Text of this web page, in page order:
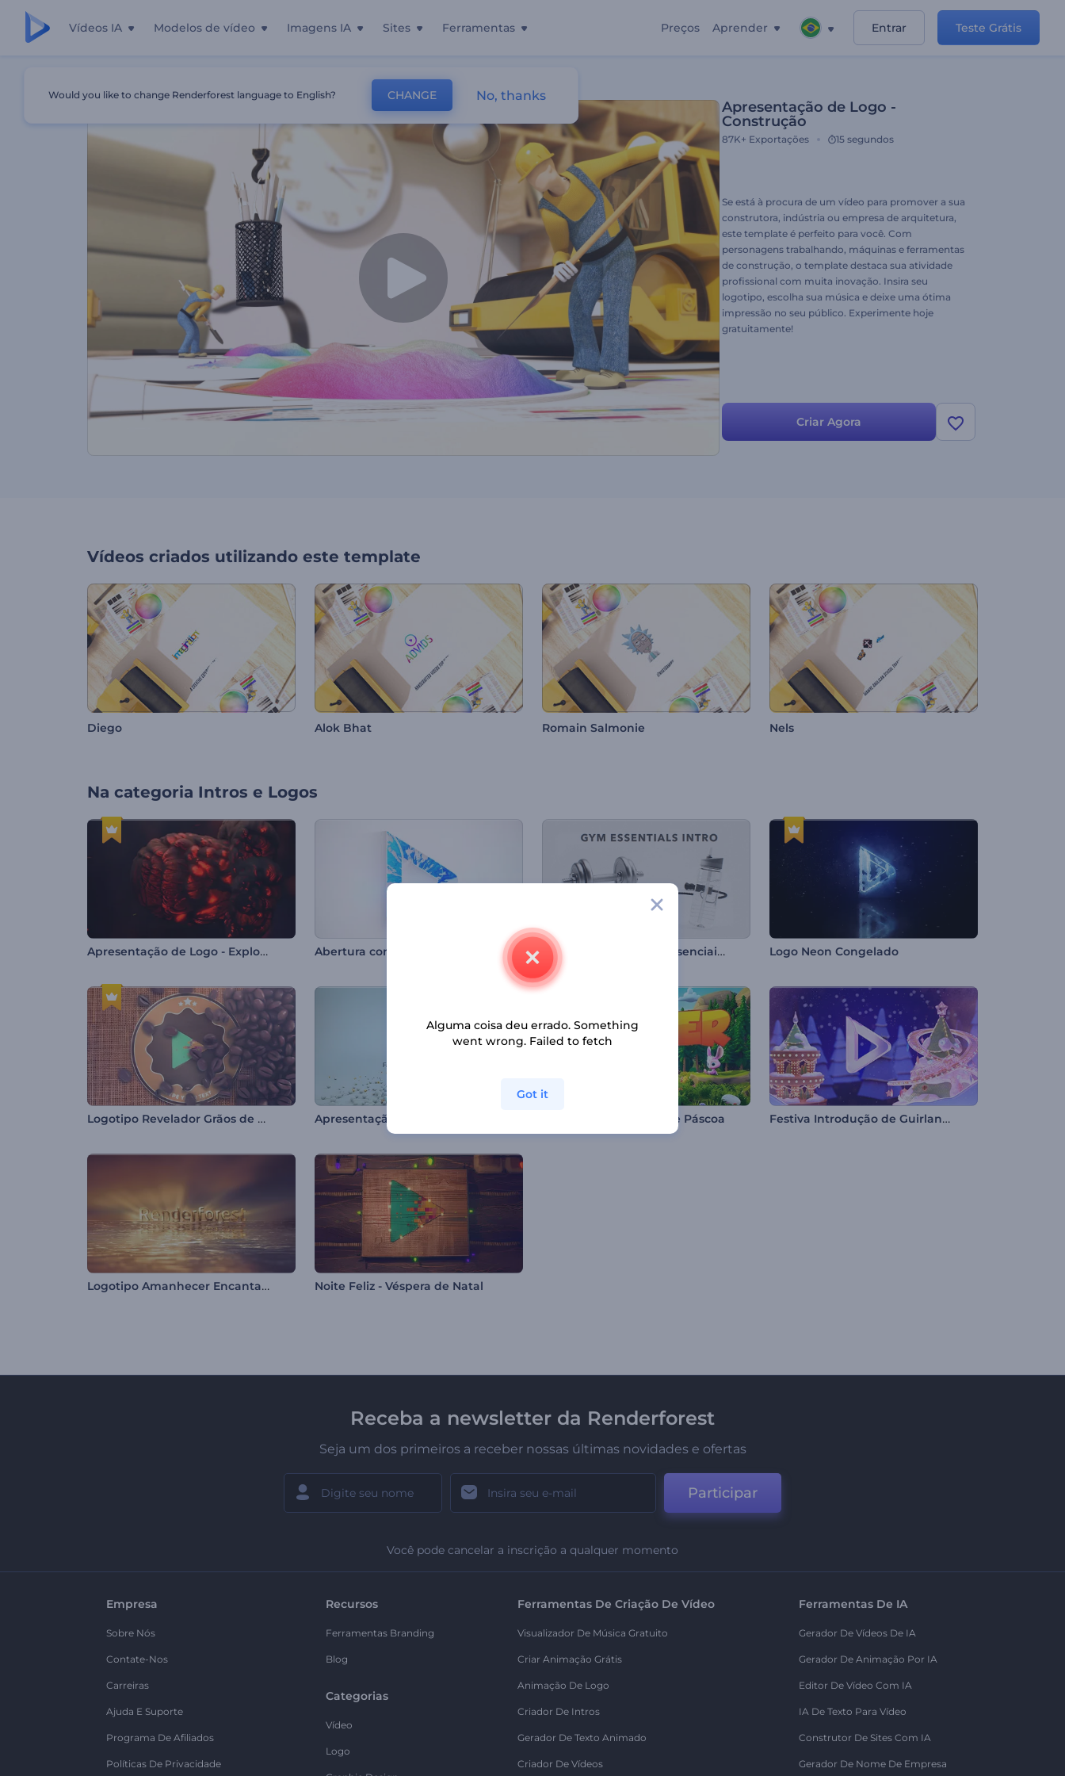
Vídeos IA Modelos de vídeo Imagens IA Sites Ferramentas Preços Aprender Entrar Teste Grátis
Apresentação de Logo -
Construção
87K+ Exportações 15 segundos
Se está à procura de um vídeo para promover a sua
construtora, indústria ou empresa de arquitetura,
este template é perfeito para você. Com
personagens trabalhando, máquinas e ferramentas
de construção, o template destaca sua atividade
profissional com muita inovação. Insira seu
logotipo, escolha sua música e deixe uma ótima
impressão no seu público. Experimente hoje
gratuitamente!
Criar Agora
Vídeos criados utilizando este template
Diego Alok Bhat Romain Salmonie Nels
Na categoria Intros e Logos
Apresentação de Logo - Explosão Flamejante Abertura com Logo Minimalista Introdução aos itens essenciais para a academia Logo Neon Congelado
Logotipo Revelador Grãos de Café Introdução Aventura de Páscoa Festiva Introdução de Guirlanda de Natal
Logotipo Amanhecer Encantador Noite Feliz - Véspera de Natal
Receba a newsletter da Renderforest
Seja um dos primeiros a receber nossas últimas novidades e ofertas
Participar
Você pode cancelar a inscrição a qualquer momento
Empresa
Sobre Nós
Contate-Nos
Carreiras
Ajuda E Suporte
Programa De Afiliados
Políticas De Privacidade
Recursos
Ferramentas Branding
Blog
Categorias
Vídeo
Logo
Ferramentas De Criação De Vídeo
Visualizador De Música Gratuito
Criar Animação Grátis
Animação De Logo
Criador De Intros
Gerador De Texto Animado
Criador De Vídeos
Ferramentas De IA
Gerador De Vídeos De IA
Gerador De Animação Por IA
Editor De Vídeo Com IA
IA De Texto Para Vídeo
Construtor De Sites Com IA
Gerador De Nome De Empresa
Would you like to change Renderforest language to English? CHANGE No, thanks
Alguma coisa deu errado. Something
went wrong. Failed to fetch
Got it